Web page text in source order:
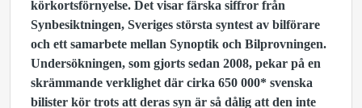
körkortsförnyelse. Det visar färska siffror från
Synbesiktningen, Sveriges största syntest av bilförare
och ett samarbete mellan Synoptik och Bilprovningen.
Undersökningen, som gjorts sedan 2008, pekar på en
skrämmande verklighet där cirka 650 000* svenska
bilister kör trots att deras syn är så dålig att den inte